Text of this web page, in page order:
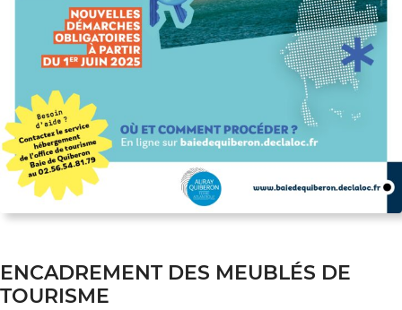
ENCADREMENT DES MEUBLÉS DE
TOURISME